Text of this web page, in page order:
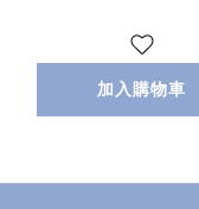
加入購物車